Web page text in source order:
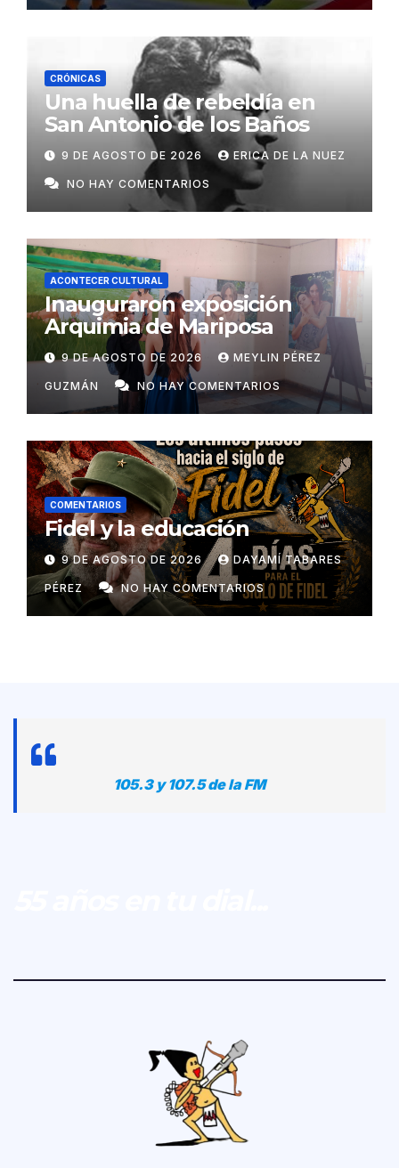
CRÓNICAS
Una huella de rebeldía en
San Antonio de los Baños
9 DE AGOSTO DE 2026 ERICA DE LA NUEZ
NO HAY COMENTARIOS
ACONTECER CULTURAL
Inauguraron exposición
Arquimia de Mariposa
9 DE AGOSTO DE 2026 MEYLIN PÉREZ
GUZMÁN NO HAY COMENTARIOS
COMENTARIOS
Fidel y la educación
9 DE AGOSTO DE 2026 DAYAMÍ TABARES
PÉREZ NO HAY COMENTARIOS
105.3 y 107.5 de la FM